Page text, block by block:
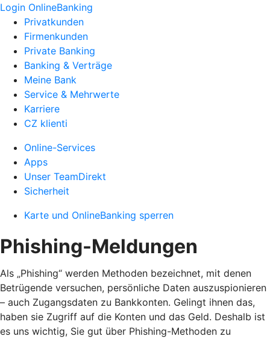
Login OnlineBanking
Privatkunden
Firmenkunden
Private Banking
Banking & Verträge
Meine Bank
Service & Mehrwerte
Karriere
CZ klienti
Online-Services
Apps
Unser TeamDirekt
Sicherheit
Karte und OnlineBanking sperren
Phishing-Meldungen
Als „Phishing“ werden Methoden bezeichnet, mit denen
Betrügende versuchen, persönliche Daten auszuspionieren
– auch Zugangsdaten zu Bankkonten. Gelingt ihnen das,
haben sie Zugriff auf die Konten und das Geld. Deshalb ist
es uns wichtig, Sie gut über Phishing-Methoden zu